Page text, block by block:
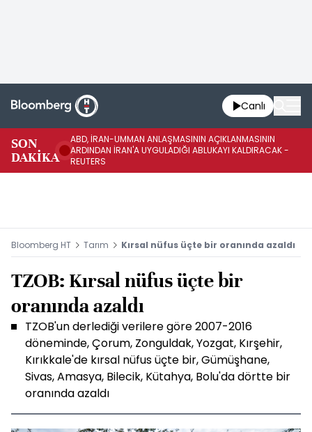
Canlı
SON
DAKİKA
ABD, İRAN-UMMAN ANLAŞMASININ AÇIKLANMASININ
ARDINDAN İRAN'A UYGULADIĞI ABLUKAYI KALDIRACAK -
REUTERS
Bloomberg HT Tarım Kırsal nüfus üçte bir oranında azaldı
TZOB: Kırsal nüfus üçte bir
oranında azaldı
TZOB'un derlediği verilere göre 2007-2016
döneminde, Çorum, Zonguldak, Yozgat, Kırşehir,
Kırıkkale'de kırsal nüfus üçte bir, Gümüşhane,
Sivas, Amasya, Bilecik, Kütahya, Bolu'da dörtte bir
oranında azaldı